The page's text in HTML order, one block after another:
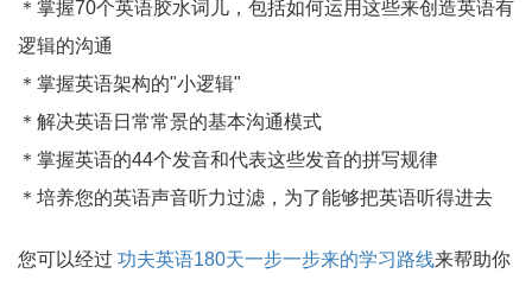
＊掌握70个英语胶水词儿，包括如何运用这些来创造英语有
逻辑的沟通
＊掌握英语架构的"小逻辑"
＊解决英语日常常景的基本沟通模式
＊掌握英语的44个发音和代表这些发音的拼写规律
＊培养您的英语声音听力过滤，为了能够把英语听得进去
您可以经过 功夫英语180天一步一步来的学习路线来帮助你